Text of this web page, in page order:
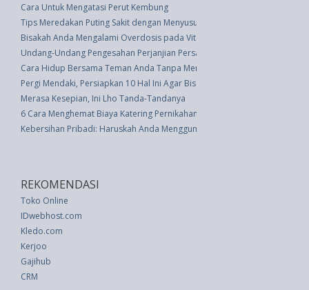
Cara Untuk Mengatasi Perut Kembung
Tips Meredakan Puting Sakit dengan Menyusui
Bisakah Anda Mengalami Overdosis pada Vitamin?
Undang-Undang Pengesahan Perjanjian Persahabatan Dan Kerjasama Di
Cara Hidup Bersama Teman Anda Tanpa Menjadi Sepasang Kekasih
Pergi Mendaki, Persiapkan 10 Hal Ini Agar Bisa Berfoto
Merasa Kesepian, Ini Lho Tanda-Tandanya
6 Cara Menghemat Biaya Katering Pernikahan
Kebersihan Pribadi: Haruskah Anda Menggunakan Produk Kebersihan
REKOMENDASI
Toko Online
IDwebhost.com
Kledo.com
Kerjoo
Gajihub
CRM